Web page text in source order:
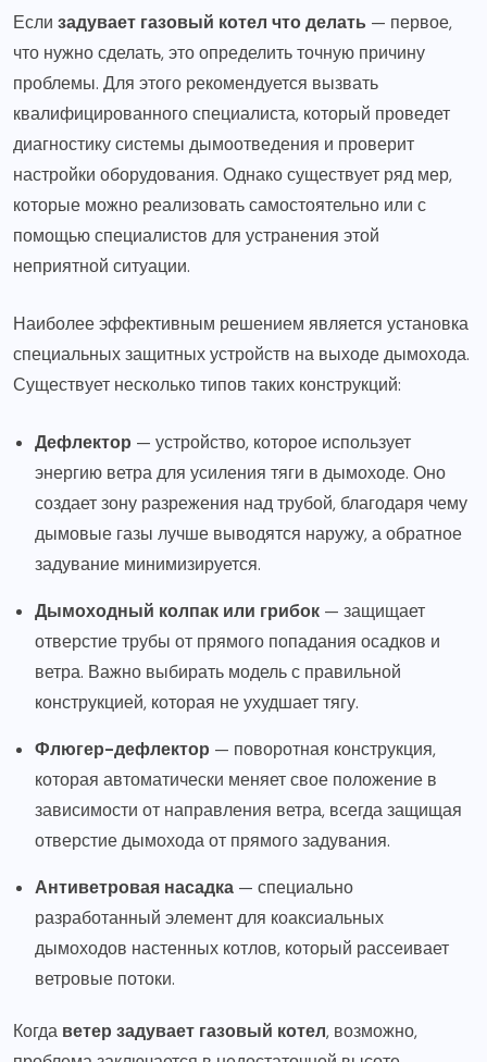
Если задувает газовый котел что делать — первое,
что нужно сделать, это определить точную причину
проблемы. Для этого рекомендуется вызвать
квалифицированного специалиста, который проведет
диагностику системы дымоотведения и проверит
настройки оборудования. Однако существует ряд мер,
которые можно реализовать самостоятельно или с
помощью специалистов для устранения этой
неприятной ситуации.
Наиболее эффективным решением является установка
специальных защитных устройств на выходе дымохода.
Существует несколько типов таких конструкций:
Дефлектор — устройство, которое использует
энергию ветра для усиления тяги в дымоходе. Оно
создает зону разрежения над трубой, благодаря чему
дымовые газы лучше выводятся наружу, а обратное
задувание минимизируется.
Дымоходный колпак или грибок — защищает
отверстие трубы от прямого попадания осадков и
ветра. Важно выбирать модель с правильной
конструкцией, которая не ухудшает тягу.
Флюгер-дефлектор — поворотная конструкция,
которая автоматически меняет свое положение в
зависимости от направления ветра, всегда защищая
отверстие дымохода от прямого задувания.
Антиветровая насадка — специально
разработанный элемент для коаксиальных
дымоходов настенных котлов, который рассеивает
ветровые потоки.
Когда ветер задувает газовый котел, возможно,